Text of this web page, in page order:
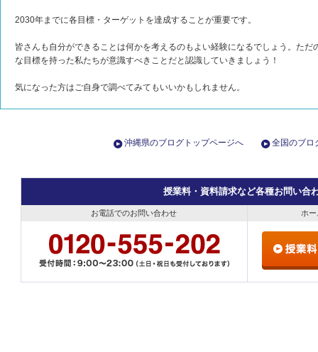
2030年までに各目標・ターゲットを達成することが重要です。
皆さんも自分ができることは何かを考えるのもよい経験になるでしょう。た
な目標を持った私たちが意識すべきことだと認識していきましょう！
気になった方はご自身で調べてみてもいいかもしれません。
沖縄県のブログトップページへ 全国のブロ
授業料・資料請求など各種お問い合
お電話でのお問い合わせ ホ